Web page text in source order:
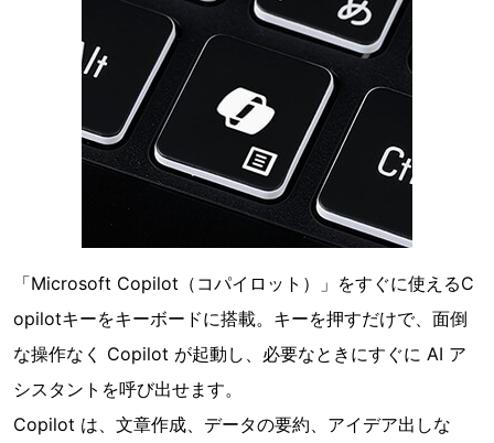
「Microsoft Copilot（コパイロット）」をすぐに使えるC
opilotキーをキーボードに搭載。キーを押すだけで、面倒
な操作なく Copilot が起動し、必要なときにすぐに AI ア
シスタントを呼び出せます。
Copilot は、文章作成、データの要約、アイデア出しな